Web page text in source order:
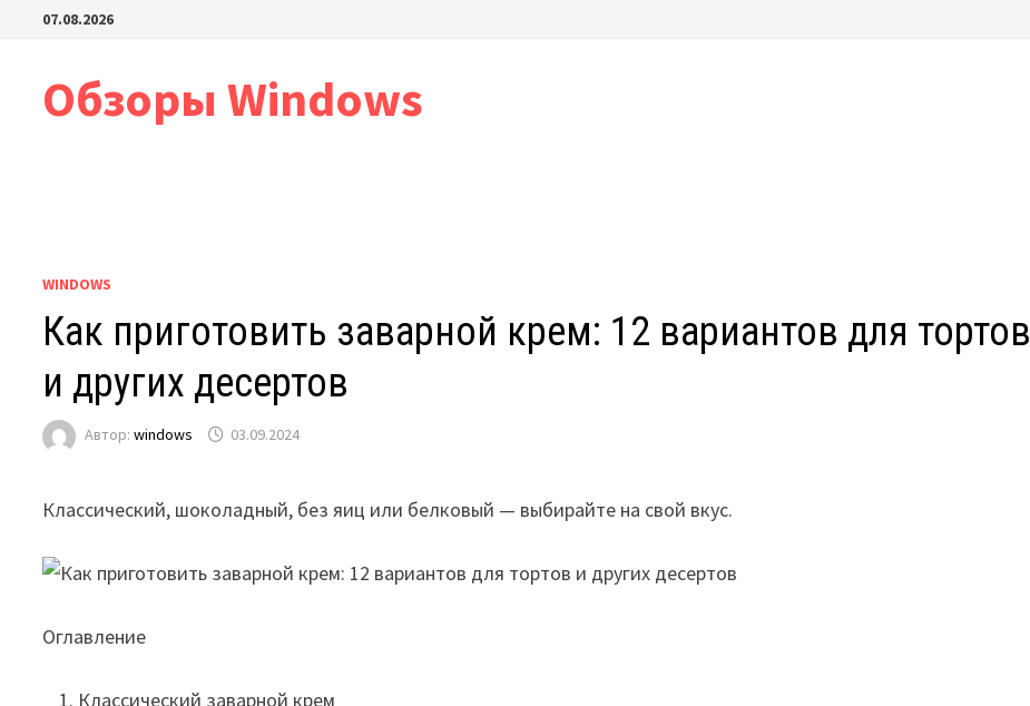
Перейти
содержимому
07.08.2026
Обзоры Windows
WINDOWS
Как приготовить заварной крем: 12 вариантов для тортов
и других десертов
Автор:windows 03.09.2024
Классический, шоколадный, без яиц или белковый — выбирайте на свой вкус.
Оглавление
Классический заварной крем